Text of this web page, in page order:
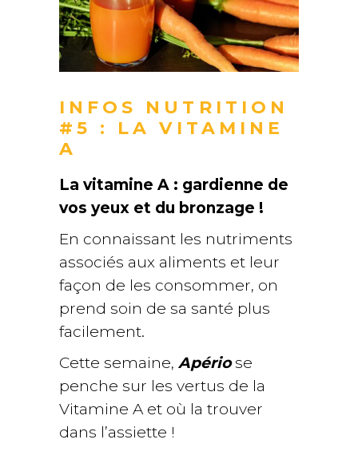
INFOS NUTRITION
#5 : LA VITAMINE
A
La vitamine A : gardienne de
vos yeux et du bronzage !
En connaissant les nutriments
associés aux aliments et leur
façon de les consommer, on
prend soin de sa santé plus
facilement.
Cette semaine, Apériose
penche sur les vertus de la
Vitamine A et où la trouver
dans l’assiette !